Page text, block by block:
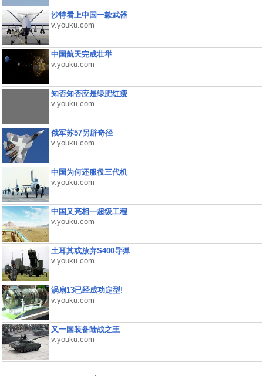
沙特看上中国一款武器
v.youku.com
中国航天完成壮举
v.youku.com
知否知否应是绿肥红瘦
v.youku.com
俄军苏57另辟奇径
v.youku.com
中国为何还服役三代机
v.youku.com
中国又亮相一超级工程
v.youku.com
土耳其或放弃S400导弹
v.youku.com
涡扇13已经成功定型!
v.youku.com
又一国装备陆战之王
v.youku.com